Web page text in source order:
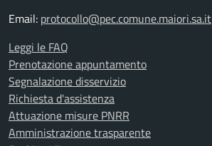
Email: protocollo@pec.comune.maiori.sa.it
Leggi le FAQ
Prenotazione appuntamento
Segnalazione disservizio
Richiesta d'assistenza
Attuazione misure PNRR
Amministrazione trasparente